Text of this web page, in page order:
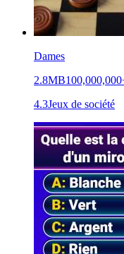
Dames
2.8MB
4.3Jeux de société